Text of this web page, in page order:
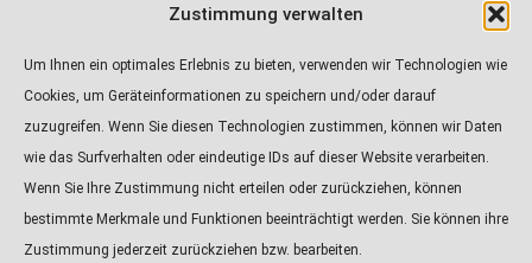
Zustimmung verwalten
Um Ihnen ein optimales Erlebnis zu bieten, verwenden wir Technologien wie
Cookies, um Geräteinformationen zu speichern und/oder darauf
zuzugreifen. Wenn Sie diesen Technologien zustimmen, können wir Daten
wie das Surfverhalten oder eindeutige IDs auf dieser Website verarbeiten.
Wenn Sie Ihre Zustimmung nicht erteilen oder zurückziehen, können
bestimmte Merkmale und Funktionen beeinträchtigt werden. Sie können ihre
Zustimmung jederzeit zurückziehen bzw. bearbeiten.
Audio-
direkt über PayPal:
Achtung! Der Link
führt zur externen
Seite von Paypal.
KULTURTIPP